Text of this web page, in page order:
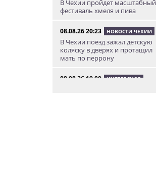
В Чехии пройдет масштабный
фестиваль хмеля и пива
08.08.26 20:23 НОВОСТИ ЧЕХИИ
В Чехии поезд зажал детскую
коляску в дверях и протащил
мать по перрону
08.08.26 19:00 ИНТЕРЕСНОЕ